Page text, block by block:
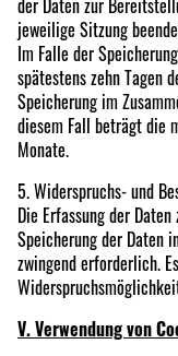
der Daten zur
jeweilige Sitzung
Im Falle der
spätestens zehn Tagen
Speicherung im
diesem Fall beträgt die
Monate.
5. Widerspruchs- und
Die Erfassung der
Speicherung der Daten
zwingend erforderlich.
V. Verwendung von